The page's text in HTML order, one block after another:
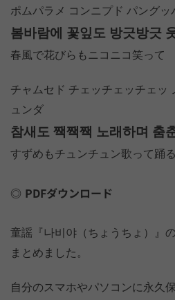
ポムパラメ コンニプド パングッ
봄바람에 꽃잎도 방긋방긋
春風で花びらもニコニコ笑って
チャムセド チェッチェッチェ
ュンダ
참새도 짹짹짹 노래하며 춤
すずめもチュンチュン歌って踊る
PDFダウンロード
童謡『나비야（ちょうちょ）』
まとめました。
自分のスマホやパソコンに永久